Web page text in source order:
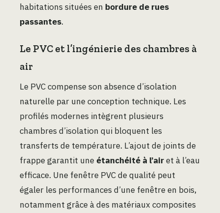
habitations situées en bordure de rues
passantes.
Le PVC et l’ingénierie des chambres à
air
Le PVC compense son absence d’isolation
naturelle par une conception technique. Les
profilés modernes intègrent plusieurs
chambres d’isolation qui bloquent les
transferts de température. L’ajout de joints de
frappe garantit une étanchéité à l’airet à l’eau
efficace. Une fenêtre PVC de qualité peut
égaler les performances d’une fenêtre en bois,
notamment grâce à des matériaux composites